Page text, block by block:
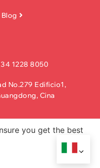
Blog
1228 8050
No.279 Edificio1,
Cina
Co., Ltd. Tutti i
you get the best